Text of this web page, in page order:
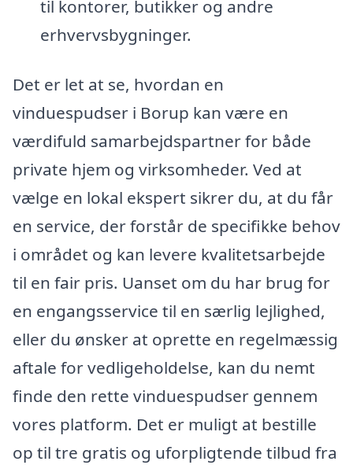
til kontorer, butikker og andre
erhvervsbygninger.
Det er let at se, hvordan en
vinduespudser i Borup kan være en
værdifuld samarbejdspartner for både
private hjem og virksomheder. Ved at
vælge en lokal ekspert sikrer du, at du får
en service, der forstår de specifikke behov
i området og kan levere kvalitetsarbejde
til en fair pris. Uanset om du har brug for
en engangsservice til en særlig lejlighed,
eller du ønsker at oprette en regelmæssig
aftale for vedligeholdelse, kan du nemt
finde den rette vinduespudser gennem
vores platform. Det er muligt at bestille
op til tre gratis og uforpligtende tilbud fra